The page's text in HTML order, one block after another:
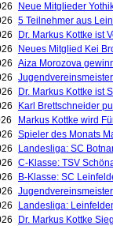
Neue Mitglieder
5 Teilnehmer aus
Dr. Markus Kottke ist
Neues Mitglied Kei
Aiza Morozova
Dr. Markus Kottke ist
Karl Brettschneider
Markus Kottke wird
Spieler des Monats
Landesliga: SC
C-Klasse: TSV
B-Klasse: SC
Landesliga:
Dr. Markus Kottke